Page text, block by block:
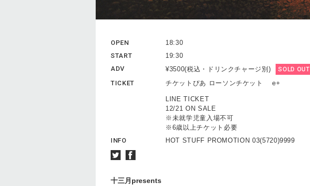
OPEN
18:30
START
19:30
ADV
¥3500(税込・ドリンクチャージ別) SOLD OUT
TICKET チケットぴあ ローソンチケット e+
LINE TICKET
12/21 ON SALE
※未就学児童入場不可
※6歳以上チケット必要
INFO
HOT STUFF PROMOTION 03(5720)9999
十三月presents